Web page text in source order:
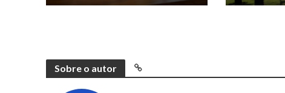
Sobre o autor